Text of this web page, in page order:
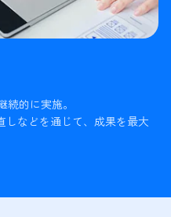
的に実施。
などを通じて、成果を最大